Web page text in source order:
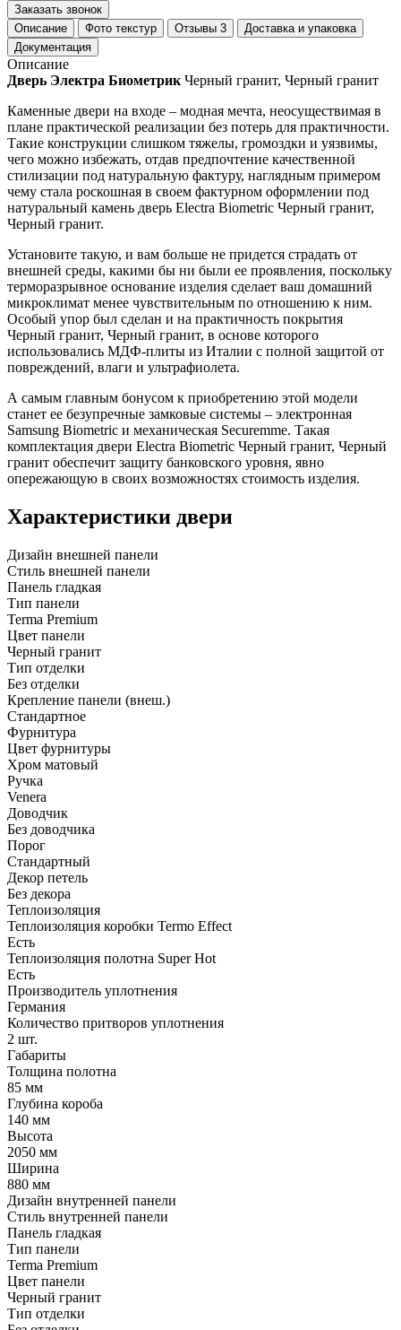
Заказать звонок
Описание
Фото текстур Отзывы 3
Доставка и упаковка
Документация
Описание
Дверь Электра Биометрик Черный гранит, Черный гранит
Каменные двери на входе – модная мечта, неосуществимая в
плане практической реализации без потерь для практичности.
Такие конструкции слишком тяжелы, громоздки и уязвимы,
чего можно избежать, отдав предпочтение качественной
стилизации под натуральную фактуру, наглядным примером
чему стала роскошная в своем фактурном оформлении под
натуральный камень дверь Electra Biometric Черный гранит,
Черный гранит.
Установите такую, и вам больше не придется страдать от
внешней среды, какими бы ни были ее проявления, поскольку
терморазрывное основание изделия сделает ваш домашний
микроклимат менее чувствительным по отношению к ним.
Особый упор был сделан и на практичность покрытия
Черный гранит, Черный гранит, в основе которого
использовались МДФ-плиты из Италии с полной защитой от
повреждений, влаги и ультрафиолета.
А самым главным бонусом к приобретению этой модели
станет ее безупречные замковые системы – электронная
Samsung Biometric и механическая Securemme. Такая
комплектация двери Electra Biometric Черный гранит, Черный
гранит обеспечит защиту банковского уровня, явно
опережающую в своих возможностях стоимость изделия.
Характеристики двери
Дизайн внешней панели
Стиль внешней панели
Панель гладкая
Тип панели
Terma Premium
Цвет панели
Черный гранит
Тип отделки
Без отделки
Крепление панели (внеш.)
Стандартное
Фурнитура
Цвет фурнитуры
Хром матовый
Ручка
Venera
Доводчик
Без доводчика
Порог
Стандартный
Декор петель
Без декора
Теплоизоляция
Теплоизоляция коробки Termo Effect
Есть
Теплоизоляция полотна Super Нot
Есть
Производитель уплотнения
Германия
Количество притворов уплотнения
2 шт.
Габариты
Толщина полотна
85 мм
Глубина короба
140 мм
Высота
2050 мм
Ширина
880 мм
Дизайн внутренней панели
Стиль внутренней панели
Панель гладкая
Тип панели
Terma Premium
Цвет панели
Черный гранит
Тип отделки